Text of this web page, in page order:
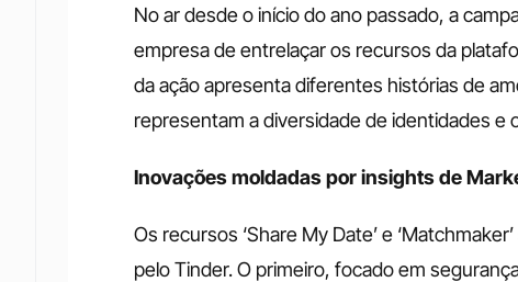
No ar desde o início do ano passado, a
empresa de entrelaçar os recursos da
da ação apresenta diferentes histórias de
representam a diversidade de identidades e
Inovações moldadas por insights de
Os recursos ‘Share My Date’ e
pelo Tinder. O primeiro, focado em